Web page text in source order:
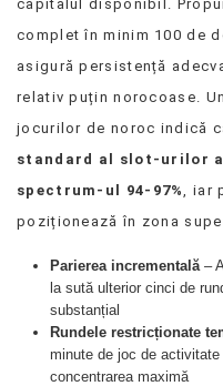
capitalul disponibil.
complet în minim 100 de
asigură persistență
relativ puțin norocoase.
jocurilor de noroc indică
standard al slot-urilor
spectrum-ul 94-97%, iar
poziționează în zona
Parierea incrementală–
la sută ulterior cinci de
substanțial
Rundele restricționate
minute de joc de
concentrarea maximă